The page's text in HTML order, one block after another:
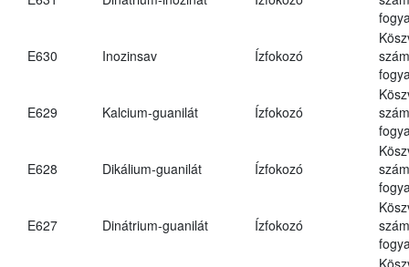
E630 Inozinsav Ízfokozó
E629 Kalcium-guanilát Ízfokozó
E628 Dikálium-guanilát Ízfokozó
E627 Dinátrium-guanilát Ízfokozó